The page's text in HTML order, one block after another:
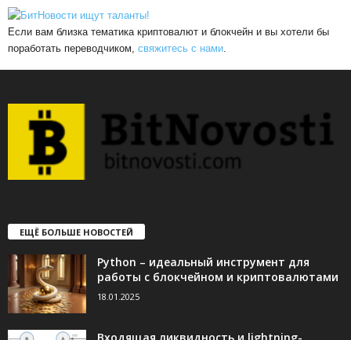
Если вам близка тематика криптовалют и блокчейн и вы хотели бы
поработать переводчиком, свяжитесь с нами
ЕЩЁ БОЛЬШЕ НОВОСТЕЙ
Python – идеальный инструмент для
работы с блокчейном и криптовалютами
18.01.2025
Входящая ликвидность и lightning-